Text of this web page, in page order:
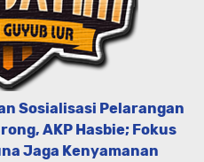
Sosialisasi Pelarangan
AKP Hasbie; Fokus
Jaga Kenyamanan